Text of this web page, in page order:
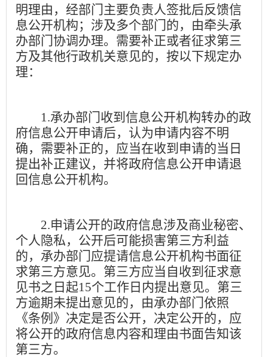
明理由，经部门主要负责人签批后反馈信
息公开机构；涉及多个部门的，由牵头承
办部门协调办理。需要补正或者征求第三
方及其他行政机关意见的，按以下规定办
理：
1.承办部门收到信息公开机构转办的政
府信息公开申请后，认为申请内容不明
确，需要补正的，应当在收到申请的当日
提出补正建议，并将政府信息公开申请退
回信息公开机构。
2.申请公开的政府信息涉及商业秘密、
个人隐私，公开后可能损害第三方利益
的，承办部门应提请信息公开机构书面征
求第三方意见。第三方应当自收到征求意
见书之日起15个工作日内提出意见。第三
方逾期未提出意见的，由承办部门依照
《条例》决定是否公开，决定公开的，应
将公开的政府信息内容和理由书面告知该
第三方。